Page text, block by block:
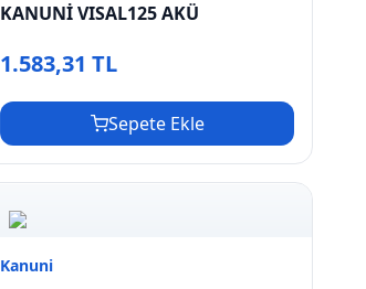
KANUNİ VISAL125 AKÜ
1.583,31 TL
Sepete Ekle
Kanuni